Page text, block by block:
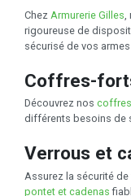
Chez Armurerie Gilles
rigoureuse de
sécurisé de vos
Coffres-
Découvrez nos
différents besoins de
Verrous et
Assurez la sécurité
pontet et cadenas